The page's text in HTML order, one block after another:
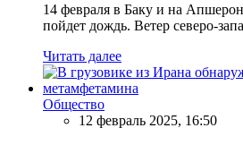
14 февраля в Баку и на
пойдет дождь. Ветер северо-
Читать далее
Общество
12 февраль 2025, 16:50